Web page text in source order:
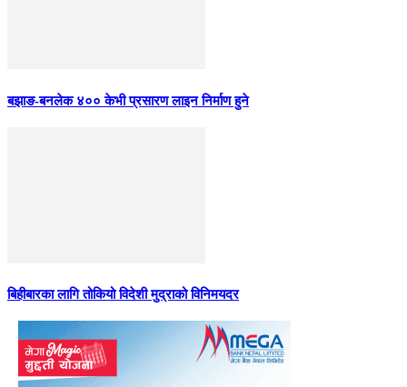
बझाङ-बनलेक ४०० केभी प्रसारण लाइन निर्माण हुने
बिहीबारका लागि तोकियो विदेशी मुद्राको विनिमयदर